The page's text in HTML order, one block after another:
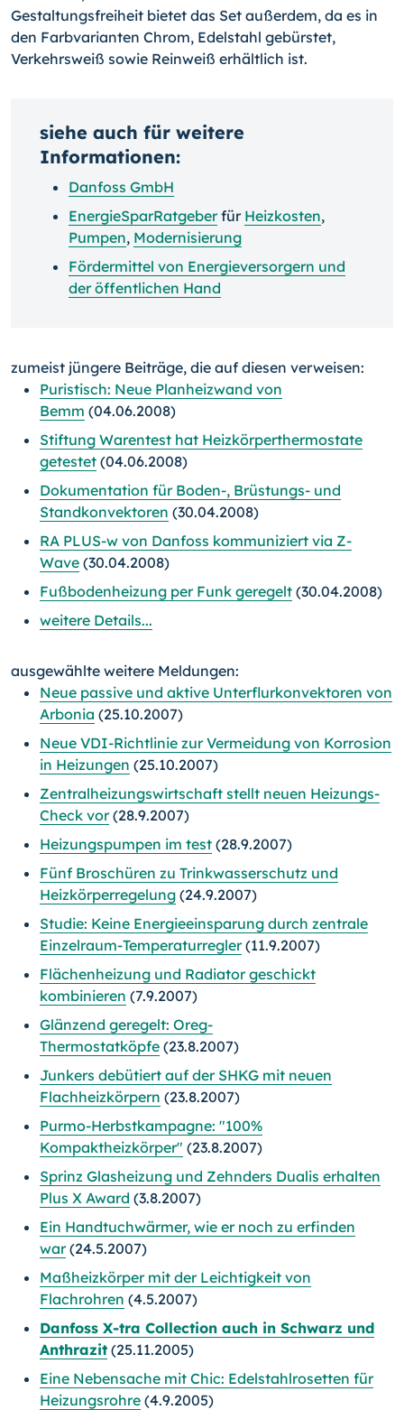
Gestaltungsfreiheit bietet das Set außerdem, da es in
den Farbvarianten Chrom, Edelstahl gebürstet,
Verkehrsweiß sowie Reinweiß erhältlich ist.
siehe auch für weitere
Informationen:
Danfoss GmbH
EnergieSparRatgeberfür Heizkosten,
Pumpen, Modernisierung
Fördermittel von Energieversorgern und
der öffentlichen Hand
zumeist jüngere Beiträge, die auf diesen verweisen:
Puristisch: Neue Planheizwand von
Bemm (04.06.2008)
Stiftung Warentest hat Heizkörperthermostate
getestet (04.06.2008)
Dokumentation für Boden-, Brüstungs- und
Standkonvektoren (30.04.2008)
RA PLUS-w von Danfoss kommuniziert via Z-
Wave (30.04.2008)
Fußbodenheizung per Funk geregelt (30.04.2008)
weitere Details...
ausgewählte weitere Meldungen:
Neue passive und aktive Unterflurkonvektoren von
Arbonia (25.10.2007)
Neue VDI-Richtlinie zur Vermeidung von Korrosion
in Heizungen (25.10.2007)
Zentralheizungswirtschaft stellt neuen Heizungs-
Check vor(28.9.2007)
Heizungspumpen im test (28.9.2007)
Fünf Broschüren zu Trinkwasserschutz und
Heizkörperregelung (24.9.2007)
Studie: Keine Energieeinsparung durch zentrale
Einzelraum-Temperaturregler(11.9.2007)
Flächenheizung und Radiator geschickt
kombinieren (7.9.2007)
Glänzend geregelt: Oreg-
Thermostatköpfe (23.8.2007)
Junkers debütiert auf der SHKG mit neuen
Flachheizkörpern (23.8.2007)
Purmo-Herbstkampagne: "100%
Kompaktheizkörper" (23.8.2007)
Sprinz Glasheizung und Zehnders Dualis erhalten
Plus X Award (3.8.2007)
Ein Handtuchwärmer, wie er noch zu erfinden
war(24.5.2007)
Maßheizkörper mit der Leichtigkeit von
Flachrohren (4.5.2007)
Danfoss X-tra Collection auch in Schwarz und
Anthrazit (25.11.2005)
Eine Nebensache mit Chic: Edelstahlrosetten für
Heizungsrohre (4.9.2005)